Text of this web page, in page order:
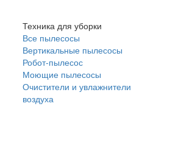
Техника для уборки
Все пылесосы
Вертикальные пылесосы
Робот-пылесос
Моющие пылесосы
Очистители и увлажнители
воздуха